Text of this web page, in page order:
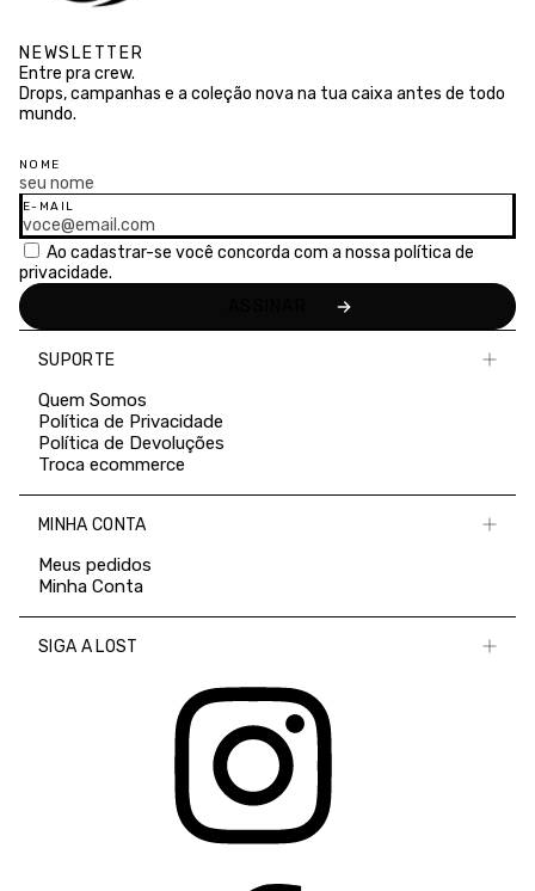
NEWSLETTER
Entre pra crew.
Drops, campanhas e a coleção nova na tua caixa antes de todo
mundo.
NOME
E-MAIL
Ao cadastrar-se você concorda com a nossa política de
privacidade.
SUPORTE
Quem Somos
Política de Privacidade
Política de Devoluções
Troca ecommerce
MINHA CONTA
Meus pedidos
Minha Conta
SIGA A LOST